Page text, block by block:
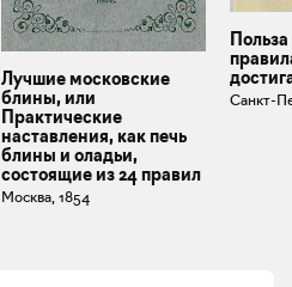
Лучшие московские
блины, или
Практические
наставления, как печь
блины и оладьи,
состоящие из 24 правил
Москва, 1854
Санкт-